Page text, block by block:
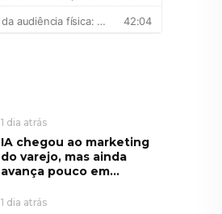
1 dia atrás
IA chegou ao marketing
do varejo, mas ainda
avança pouco em...
1 dia atrás